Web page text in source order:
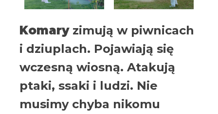
Komaryzimują w piwnicach
i dziuplach. Pojawiają się
wczesną wiosną. Atakują
ptaki, ssaki i ludzi. Nie
musimy chyba nikomu